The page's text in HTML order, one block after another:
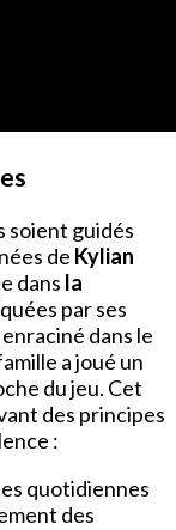
soient guidés
de Kylian
dans la
par ses
enraciné dans le
a joué un
du jeu. Cet
des principes
:
quotidiennes
des